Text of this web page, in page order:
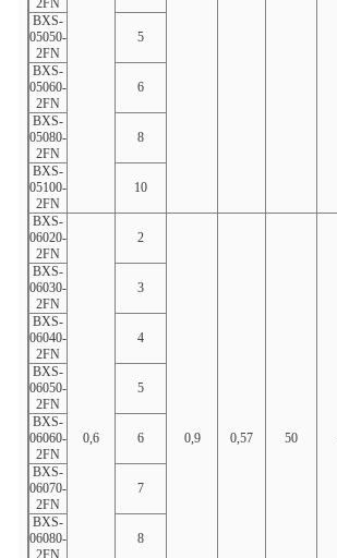
BXS-
05050-
2FN
5
BXS-
05060-
2FN
6
BXS-
05080-
2FN
8
BXS-
05100-
2FN
10
BXS-
06020-
2FN
0,6
2
0,9 0,57 50
BXS-
06030-
2FN
3
BXS-
06040-
2FN
4
BXS-
06050-
2FN
5
BXS-
06060-
2FN
6
BXS-
06070-
2FN
7
BXS-
06080-
2FN
8